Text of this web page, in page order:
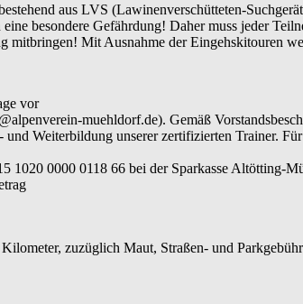
aus LVS (Lawinenverschütteten-
besondere Gefährdung! Daher muss jeder
mitbringen! Mit Ausnahme der Eingehskitouren
vor
muehldorf.de). Gemäß
Weiterbildung unserer zertifizierten Trainer.
0000 0118 66 bei der Sparkasse Altötting-
zuzüglich Maut, Straßen- und